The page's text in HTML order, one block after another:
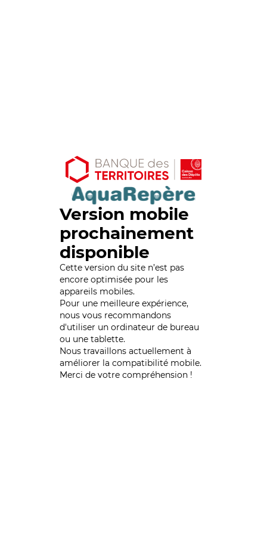
Version mobile
prochainement
disponible
Cette version du site n’est pas
encore optimisée pour les
appareils mobiles.
Pour une meilleure expérience,
nous vous recommandons
d'utiliser un ordinateur de bureau
ou une tablette.
Nous travaillons actuellement à
améliorer la compatibilité mobile.
Merci de votre compréhension !